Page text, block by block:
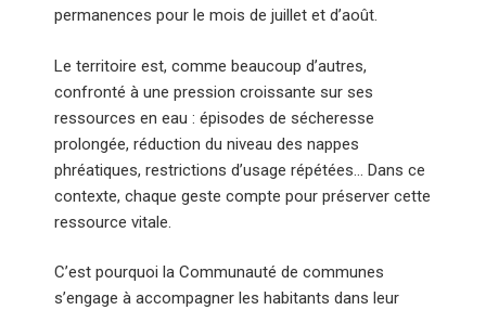
permanences pour le mois de juillet et d’août.
Le territoire est, comme beaucoup d’autres,
confronté à une pression croissante sur ses
ressources en eau : épisodes de sécheresse
prolongée, réduction du niveau des nappes
phréatiques, restrictions d’usage répétées… Dans ce
contexte, chaque geste compte pour préserver cette
ressource vitale.
C’est pourquoi la Communauté de communes
s’engage à accompagner les habitants dans leur